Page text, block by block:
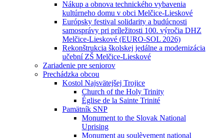
Nákup a obnova technického vybavenia
kultúrneho domu v obci Melčice-Lieskové
Európsky festival solidarity a budúcnosti
samosprávy pri príležitosti 100. výročia DHZ
Melčice-Lieskové (EURO-SOL 2026)
Rekonštrukcia školskej jedálne a modernizácia
učební ZŠ Melčice-Lieskové
Zariadenie pre seniorov
Prechádzka obcou
Kostol Najsvätejšej Trojice
Church of the Holy Trinity
Église de la Sainte Trinité
Pamätník SNP
Monument to the Slovak National
Uprising
Monument au soulèvement national